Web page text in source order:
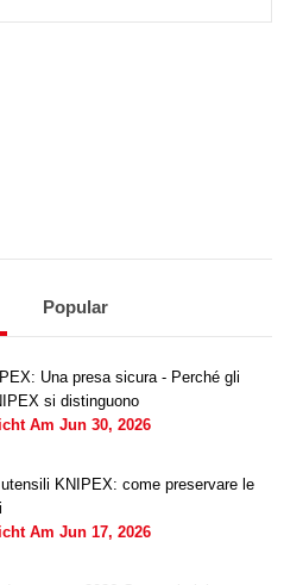
Popular
Una presa sicura - Perché gli
si distinguono
Am Jun 30, 2026
KNIPEX: come preservare le
Am Jun 17, 2026